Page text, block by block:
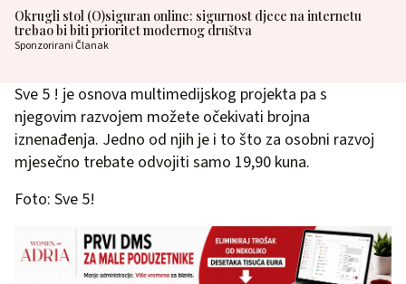
Okrugli stol (O)siguran online: sigurnost djece na internetu
trebao bi biti prioritet modernog društva
Sponzorirani Članak
Sve 5 ! je osnova multimedijskog projekta pa s
njegovim razvojem možete očekivati brojna
iznenađenja. Jedno od njih je i to što za osobni razvoj
mjesečno trebate odvojiti samo 19,90 kuna.
Foto: Sve 5!